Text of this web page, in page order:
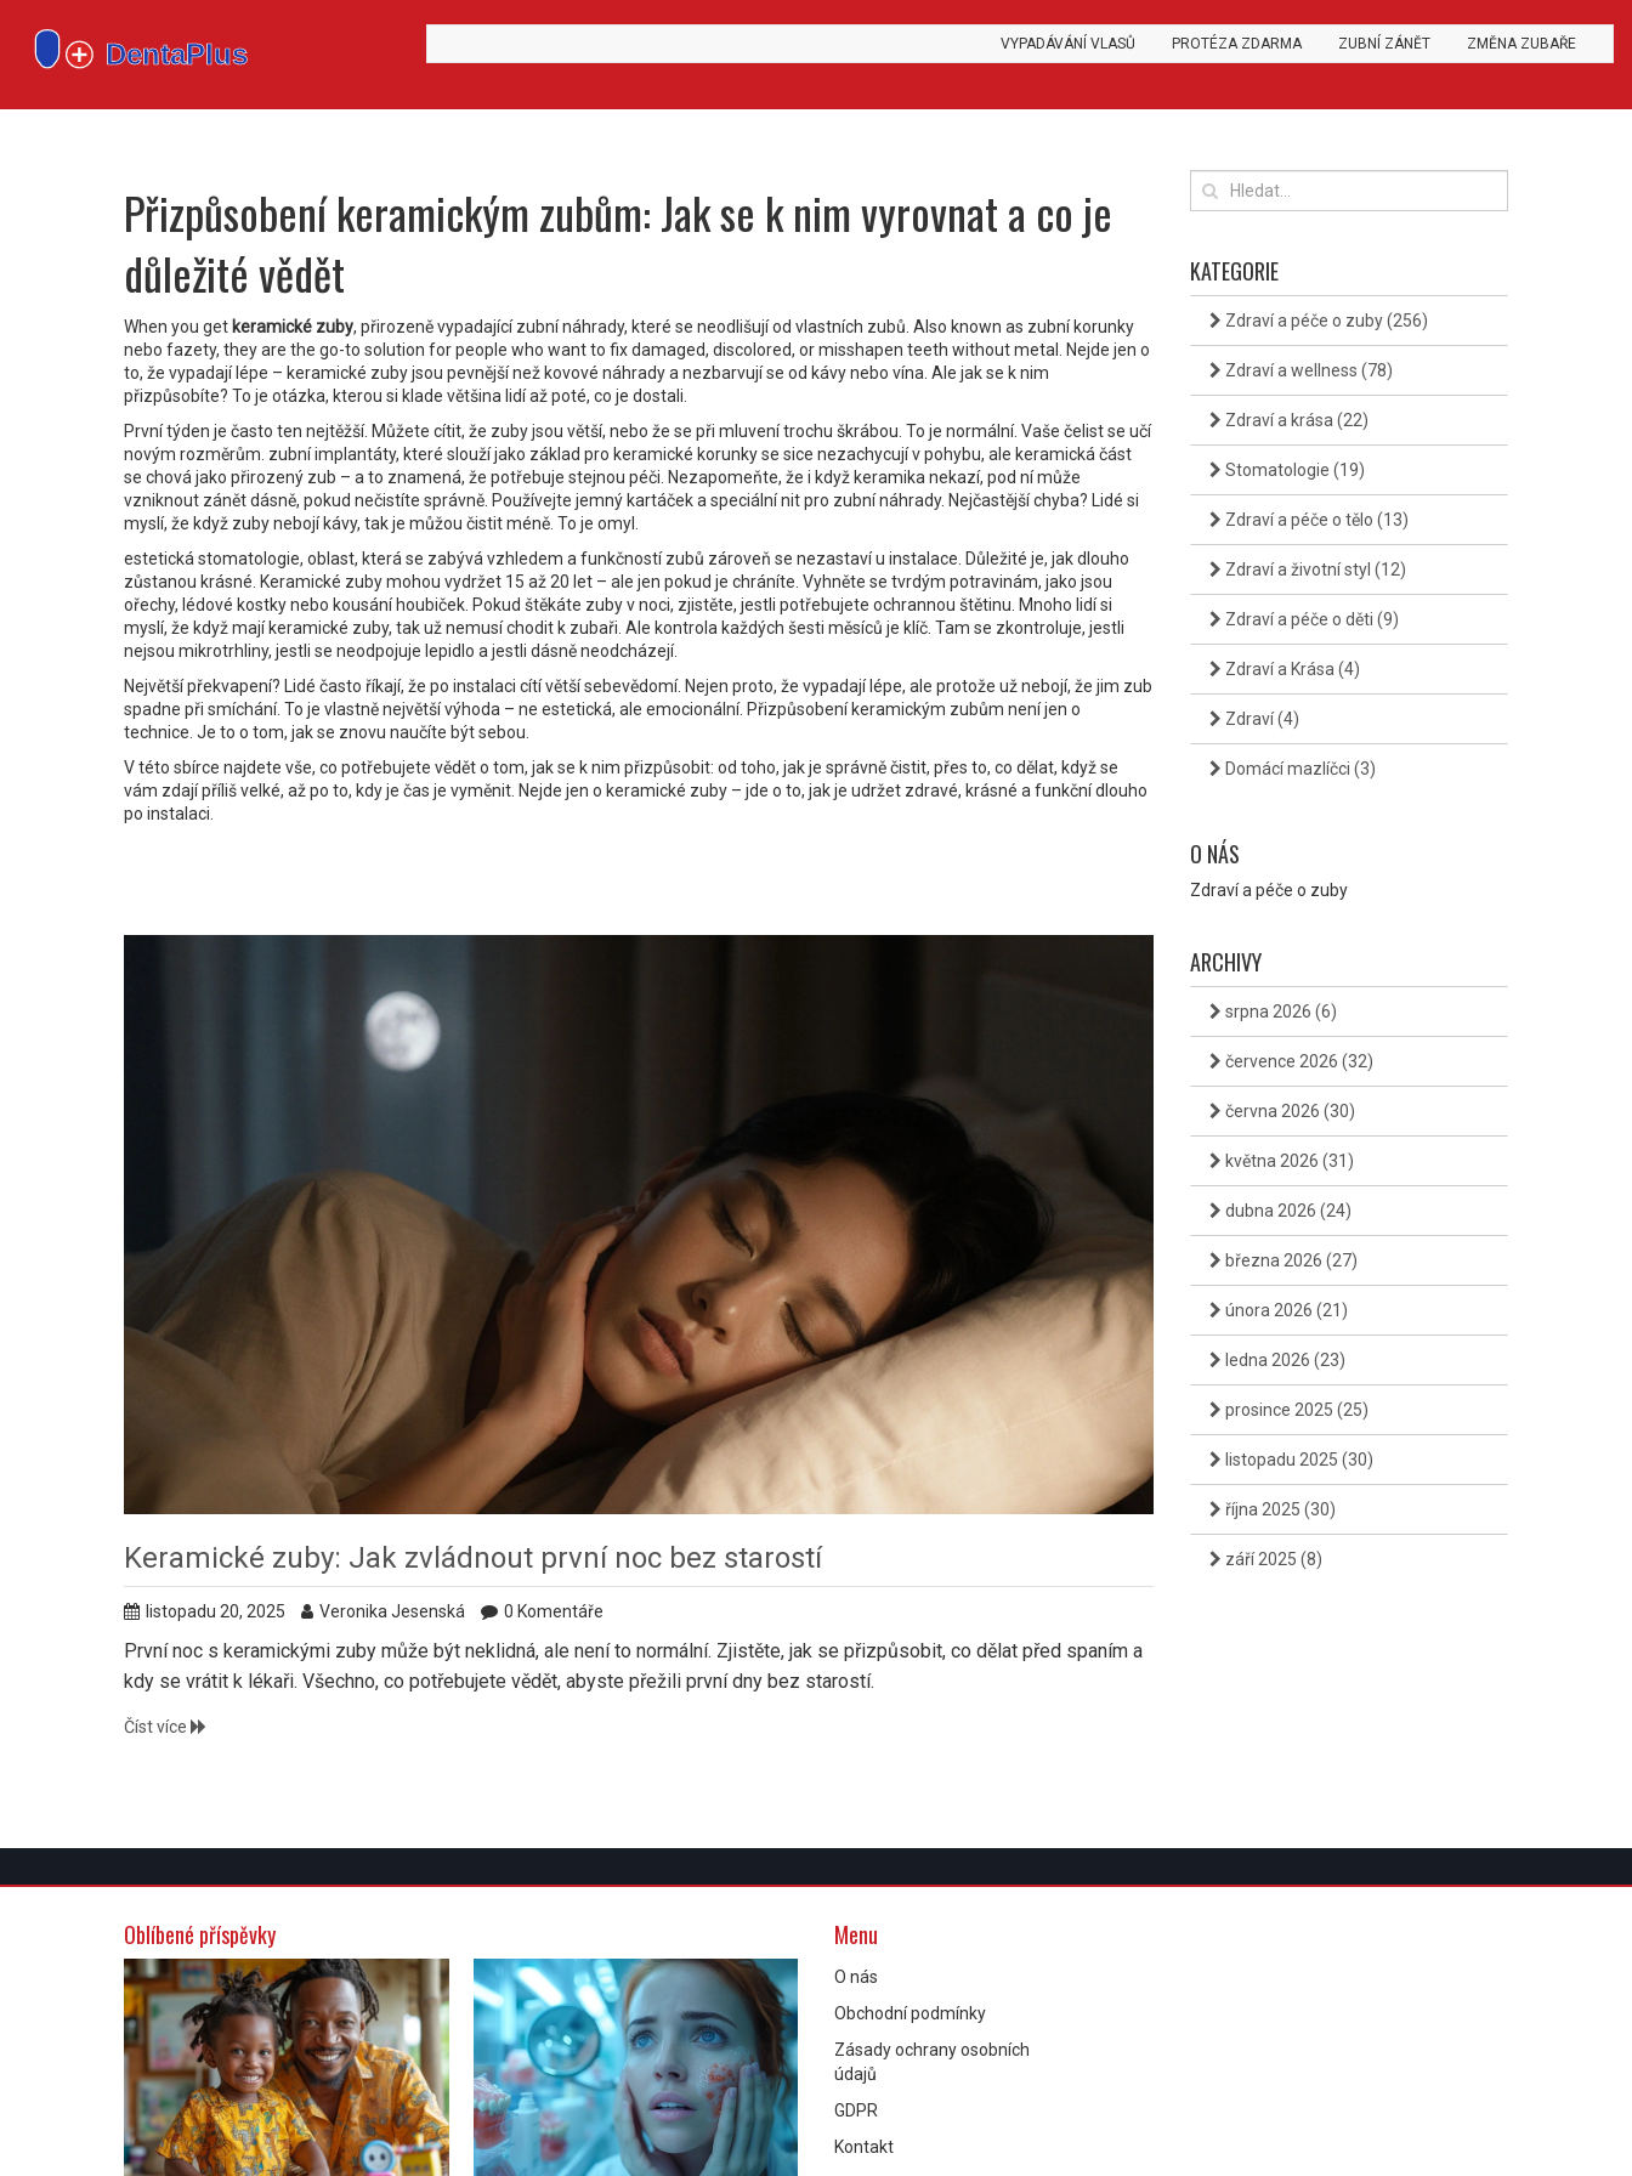
VYPADÁVÁNÍ VLASŮ PROTÉZA ZDARMA ZUBNÍ ZÁNĚT ZMĚNA ZUBAŘE
Přizpůsobení keramickým zubům: Jak se k nim vyrovnat a co je
důležité vědět
When you get keramické zuby, přirozeně vypadající zubní náhrady, které se neodlišují od vlastních zubů . Also known as zubní korunky
nebo fazety, they are the go-to solution for people who want to fix damaged, discolored, or misshapen teeth without metal.
Nejde jen o
to, že vypadají lépe – keramické zuby jsou pevnější než kovové náhrady a nezbarvují se od kávy nebo vína. Ale jak se k nim
přizpůsobíte? To je otázka, kterou si klade většina lidí až poté, co je dostali.
První týden je často ten nejtěžší. Můžete cítit, že zuby jsou větší, nebo že se při mluvení trochu škrábou. To je normální. Vaše čelist se učí
novým rozměrům. zubní implantáty, které slouží jako základ pro keramické korunkyse sice nezachycují v pohybu, ale keramická část
se chová jako přirozený zub – a to znamená, že potřebuje stejnou péči. Nezapomeňte, že i když keramika nekazí, pod ní může
vzniknout zánět dásně, pokud nečistíte správně. Používejte jemný kartáček a speciální nit pro zubní náhrady. Nejčastější chyba? Lidé si
myslí, že když zuby nebojí kávy, tak je můžou čistit méně. To je omyl.
estetická stomatologie, oblast, která se zabývá vzhledem a funkčností zubů zároveň se nezastaví u instalace. Důležité je, jak dlouho
zůstanou krásné. Keramické zuby mohou vydržet 15 až 20 let – ale jen pokud je chráníte. Vyhněte se tvrdým potravinám, jako jsou
ořechy, lédové kostky nebo kousání houbiček. Pokud štěkáte zuby v noci, zjistěte, jestli potřebujete ochrannou štětinu. Mnoho lidí si
myslí, že když mají keramické zuby, tak už nemusí chodit k zubaři. Ale kontrola každých šesti měsíců je klíč. Tam se zkontroluje, jestli
nejsou mikrotrhliny, jestli se neodpojuje lepidlo a jestli dásně neodcházejí.
Největší překvapení? Lidé často říkají, že po instalaci cítí větší sebevědomí. Nejen proto, že vypadají lépe, ale protože už nebojí, že jim zub
spadne při smíchání. To je vlastně největší výhoda – ne estetická, ale emocionální. Přizpůsobení keramickým zubům není jen o
technice. Je to o tom, jak se znovu naučíte být sebou.
V této sbírce najdete vše, co potřebujete vědět o tom, jak se k nim přizpůsobit: od toho, jak je správně čistit, přes to, co dělat, když se
vám zdají příliš velké, až po to, kdy je čas je vyměnit. Nejde jen o keramické zuby – jde o to, jak je udržet zdravé, krásné a funkční dlouho
po instalaci.
Keramické zuby: Jak zvládnout první noc bez starostí
listopadu 20, 2025 Veronika Jesenská 0 Komentáře
První noc s keramickými zuby může být neklidná, ale není to normální. Zjistěte, jak se přizpůsobit, co dělat před spaním a
kdy se vrátit k lékaři. Všechno, co potřebujete vědět, abyste přežili první dny bez starostí.
Číst více
KATEGORIE
Zdraví a péče o zuby(256)
Zdraví a wellness (78)
Zdraví a krása (22)
Stomatologie (19)
Zdraví a péče o tělo (13)
Zdraví a životní styl (12)
Zdraví a péče o děti (9)
Zdraví a Krása (4)
Zdraví(4)
Domácí mazlíčci (3)
O NÁS
Zdraví a péče o zuby
ARCHIVY
srpna 2026 (6)
července 2026 (32)
června 2026 (30)
května 2026 (31)
dubna 2026 (24)
března 2026 (27)
února 2026 (21)
ledna 2026 (23)
prosince 2025 (25)
listopadu 2025 (30)
října 2025 (30)
září 2025 (8)
Oblíbené příspěvky Menu
O nás
Obchodní podmínky
Zásady ochrany osobních
údajů
GDPR
Kontakt